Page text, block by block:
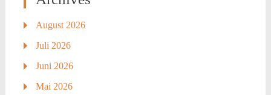
August 2026
Juli 2026
Juni 2026
Mai 2026